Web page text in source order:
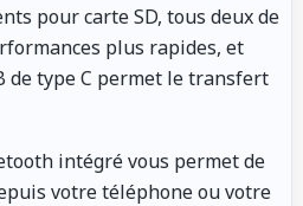
pour carte SD, tous deux de
plus rapides, et
de type C permet le transfert
intégré vous permet de
votre téléphone ou votre